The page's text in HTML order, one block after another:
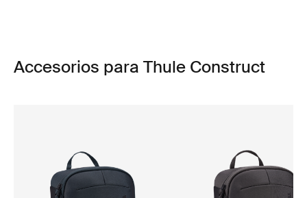
Accesorios para Thule Construct